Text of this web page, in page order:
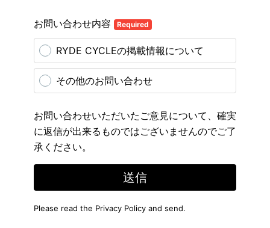
お問い合わせ内容 Required
RYDE CYCLEの掲載情報について
その他のお問い合わせ
お問い合わせいただいたご意見について、確実
に返信が出来るものではございませんのでご了
承ください。
送信
Please read the Privacy Policy and send.